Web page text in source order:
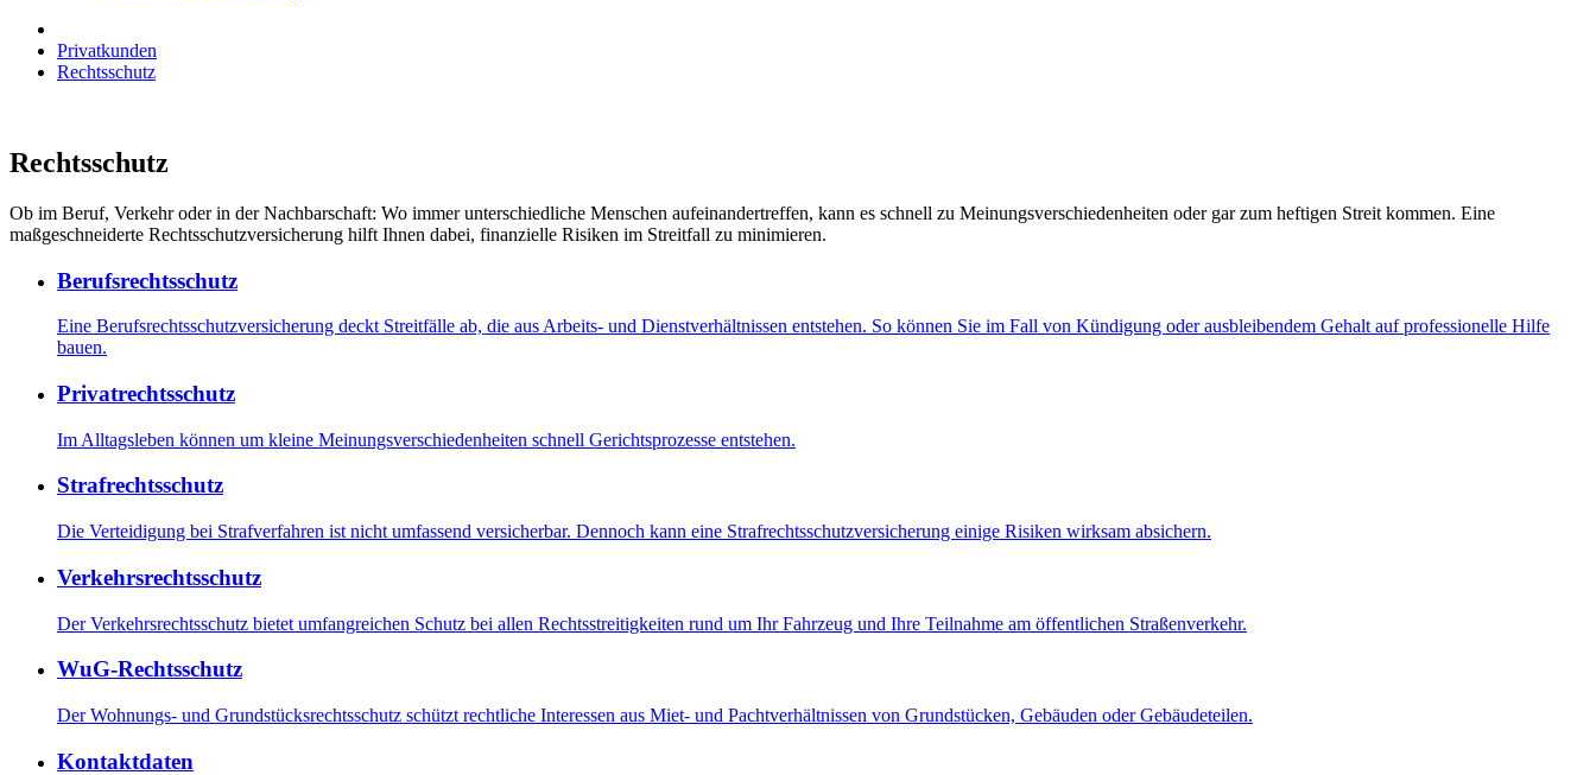
Privatkunden
Rechtsschutz
Rechtsschutz
Ob im Beruf, Verkehr oder in der Nachbarschaft: Wo immer unterschiedliche Menschen aufeinandertreffen, kann es schnell zu Meinungsverschiedenheiten oder gar zum heftigen Streit kommen. Eine
maßgeschneiderte Rechtsschutzversicherung hilft Ihnen dabei, finanzielle Risiken im Streitfall zu minimieren.
Berufsrechtsschutz
Eine Berufsrechtsschutzversicherung deckt Streitfälle ab, die aus Arbeits- und Dienstverhältnissen entstehen. So können Sie im Fall von Kündigung oder ausbleibendem Gehalt auf professionelle Hilfe
bauen.
Privatrechtsschutz
Im Alltagsleben können um kleine Meinungsverschiedenheiten schnell Gerichtsprozesse entstehen.
Strafrechtsschutz
Die Verteidigung bei Strafverfahren ist nicht umfassend versicherbar. Dennoch kann eine Strafrechtsschutzversicherung einige Risiken wirksam absichern.
Verkehrsrechtsschutz
Der Verkehrsrechtsschutz bietet umfangreichen Schutz bei allen Rechtsstreitigkeiten rund um Ihr Fahrzeug und Ihre Teilnahme am öffentlichen Straßenverkehr.
WuG-Rechtsschutz
Der Wohnungs- und Grundstücksrechtsschutz schützt rechtliche Interessen aus Miet- und Pachtverhältnissen von Grundstücken, Gebäuden oder Gebäudeteilen.
Kontaktdaten